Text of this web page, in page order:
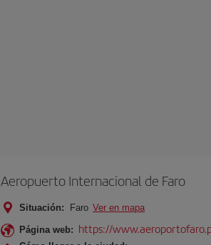
Aeropuerto Internacional de Faro
Situación: Faro Ver en mapa
Página web: https://